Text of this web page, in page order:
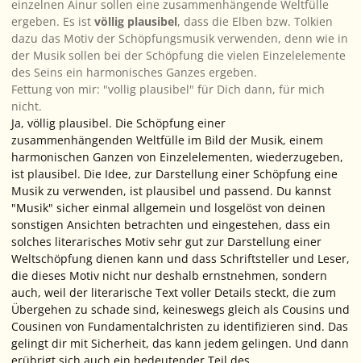
einzelnen Ainur sollen eine zusammenhängende Weltfülle
ergeben. Es ist völlig plausibel, dass die Elben bzw. Tolkien
dazu das Motiv der Schöpfungsmusik verwenden, denn wie in
der Musik sollen bei der Schöpfung die vielen Einzelelemente
des Seins ein harmonisches Ganzes ergeben.
Fettung von mir: "vollig plausibel" für Dich dann, für mich
nicht.
Ja, völlig plausibel. Die Schöpfung einer
zusammenhängenden Weltfülle im Bild der Musik, einem
harmonischen Ganzen von Einzelelementen, wiederzugeben,
ist plausibel. Die Idee, zur Darstellung einer Schöpfung eine
Musik zu verwenden, ist plausibel und passend. Du kannst
"Musik" sicher einmal allgemein und losgelöst von deinen
sonstigen Ansichten betrachten und eingestehen, dass ein
solches literarisches Motiv sehr gut zur Darstellung einer
Weltschöpfung dienen kann und dass Schriftsteller und Leser,
die dieses Motiv nicht nur deshalb ernstnehmen, sondern
auch, weil der literarische Text voller Details steckt, die zum
Übergehen zu schade sind, keineswegs gleich als Cousins und
Cousinen von Fundamentalchristen zu identifizieren sind. Das
gelingt dir mit Sicherheit, das kann jedem gelingen. Und dann